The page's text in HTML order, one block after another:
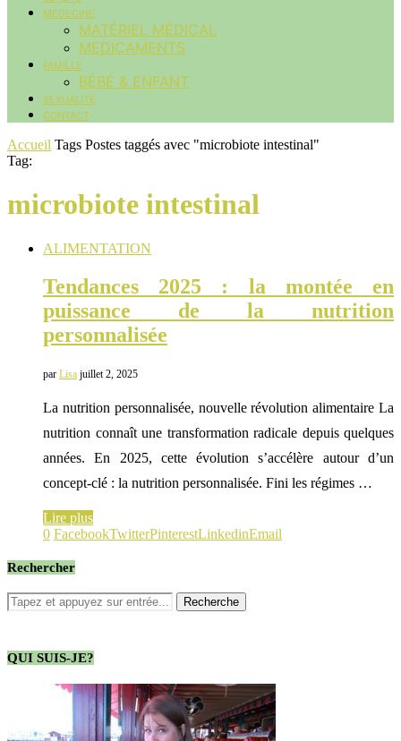
MÉDECINE
MATÉRIEL MÉDICAL
MEDICAMENTS
FAMILLE
BÉBÉ & ENFANT
SEXUALITÉ
CONTACT
Accueil Tags Postes taggés avec "microbiote intestinal"
Tag:
microbiote intestinal
ALIMENTATION
Tendances 2025 : la montée en
puissance de la nutrition
personnalisée
par Lisa juillet 2, 2025
La nutrition personnalisée, nouvelle révolution alimentaire La
nutrition connaît une transformation radicale depuis quelques
années. En 2025, cette évolution s’accélère autour d’un
concept-clé : la nutrition personnalisée. Fini les régimes …
Lire plus
0 FacebookTwitterPinterestLinkedinEmail
Rechercher
QUI SUIS-JE?